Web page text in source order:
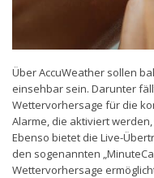
Über AccuWeather sollen
einsehbar sein. Darunter
Wettervorhersage für die
Alarme, die aktiviert
Ebenso bietet die Live-
den sogenannten
Wettervorhersage